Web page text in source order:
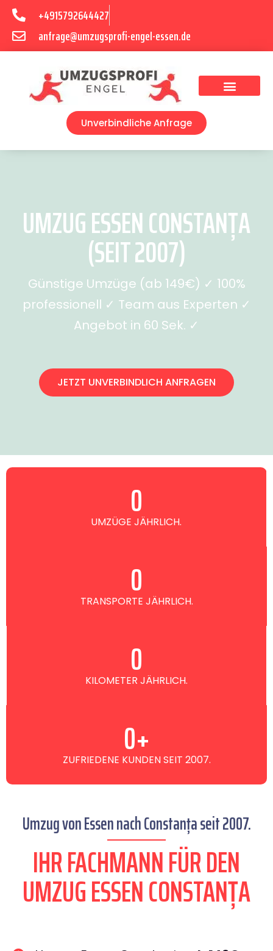
+4915792644427
anfrage@umzugsprofi-engel-essen.de
Unverbindliche Anfrage
UMZUG ESSEN CONSTANȚA
(SEIT 2007)
Günstige Umzüge (ab 149€) ✓ 100%
professionell ✓ Team aus Experten ✓
Angebot in 60 Sek. ✓
JETZT UNVERBINDLICH ANFRAGEN
UMZÜGE JÄHRLICH.
0
TRANSPORTE JÄHRLICH.
0
KILOMETER JÄHRLICH.
0
ZUFRIEDENE KUNDEN SEIT 2007.
0+
Umzug von Essen nach Constanța seit 2007.
IHR FACHMANN FÜR DEN
UMZUG ESSEN CONSTANȚA